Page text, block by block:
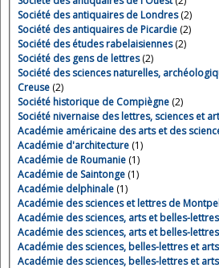
Société des antiquaires de Londres(2)
Société des antiquaires de Picardie (2)
Société des études rabelaisiennes(2)
Société des gens de lettres(2)
Société des sciences naturelles,
Creuse (2)
Société historique de Compiègne (2)
Société nivernaise des lettres, sciences et
Académie américaine des arts et des
Académie d'architecture (1)
Académie de Roumanie (1)
Académie de Saintonge (1)
Académie delphinale (1)
Académie des sciences et lettres de
Académie des sciences, arts et belles-
Académie des sciences, arts et belles-
Académie des sciences, belles-lettres et
Académie des sciences, belles-lettres et arts